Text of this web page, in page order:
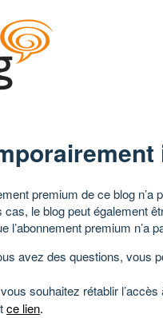
premium de ce blog
le blog peut également
l’abonnement premium n’a
avez des questions, vous
souhaitez rétablir
ce lien.